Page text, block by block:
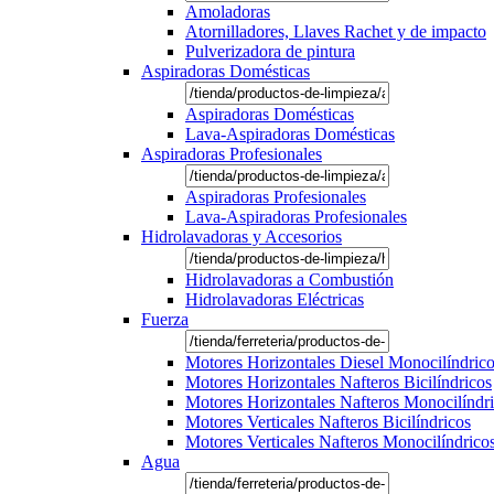
Amoladoras
Atornilladores, Llaves Rachet y de impacto
Pulverizadora de pintura
Aspiradoras Domésticas
Aspiradoras Domésticas
Lava-Aspiradoras Domésticas
Aspiradoras Profesionales
Aspiradoras Profesionales
Lava-Aspiradoras Profesionales
Hidrolavadoras y Accesorios
Hidrolavadoras a Combustión
Hidrolavadoras Eléctricas
Fuerza
Motores Horizontales Diesel
Motores Horizontales Nafteros Bicilíndricos
Motores Horizontales Nafteros
Motores Verticales Nafteros Bicilíndricos
Motores Verticales Nafteros
Agua